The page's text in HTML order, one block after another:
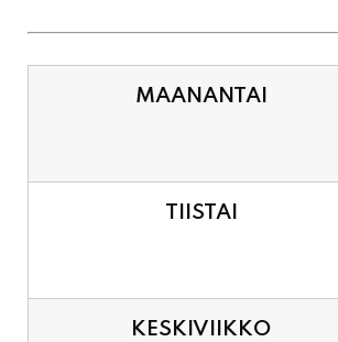
MAANANTAI
TIISTAI
KESKIVIIKKO